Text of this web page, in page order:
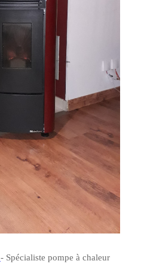
- Spécialiste pompe à chaleur